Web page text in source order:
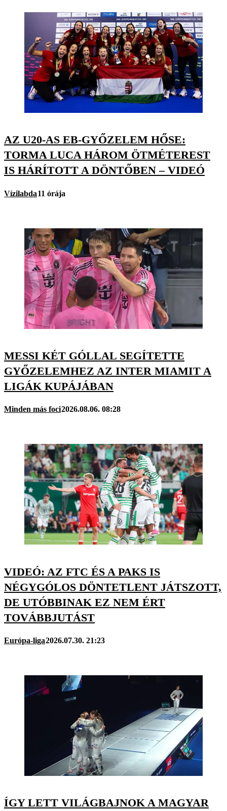
AZ U20-AS EB-GYŐZELEM HŐSE:
TORMA LUCA HÁROM ÖTMÉTEREST
IS HÁRÍTOTT A DÖNTŐBEN – VIDEÓ
Vízilabda11 órája
MESSI KÉT GÓLLAL SEGÍTETTE
GYŐZELEMHEZ AZ INTER MIAMIT A
LIGÁK KUPÁJÁBAN
Minden más foci2026.08.06. 08:28
VIDEÓ: AZ FTC ÉS A PAKS IS
NÉGYGÓLOS DÖNTETLENT JÁTSZOTT,
DE UTÓBBINAK EZ NEM ÉRT
TOVÁBBJUTÁST
Európa-liga2026.07.30. 21:23
ÍGY LETT VILÁGBAJNOK A MAGYAR